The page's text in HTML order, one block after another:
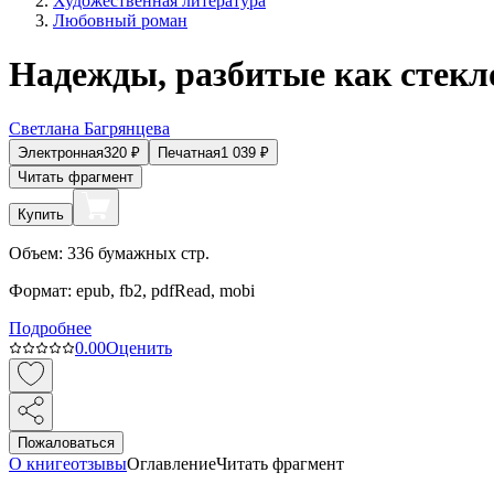
Любовный роман
Надежды, разбитые как
Светлана Багрянцева
Электронная320 ₽ Печатная1 039 ₽
Читать фрагмент
Купить
Объем: 336 бумажных стр.
Формат: epub, fb2, pdfRead, mobi
Подробнее
0.00Оценить
Пожаловаться
О книгеотзывыОглавлениеЧитать фрагмент